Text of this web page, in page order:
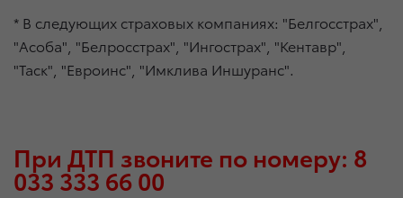
* В следующих страховых компаниях: "Белгосстрах",
"Асоба", "Белросстрах", "Ингострах", "Кентавр",
"Таск", "Евроинс", "Имклива Иншуранс".
При ДТП звоните по номеру: 8
033 333 66 00